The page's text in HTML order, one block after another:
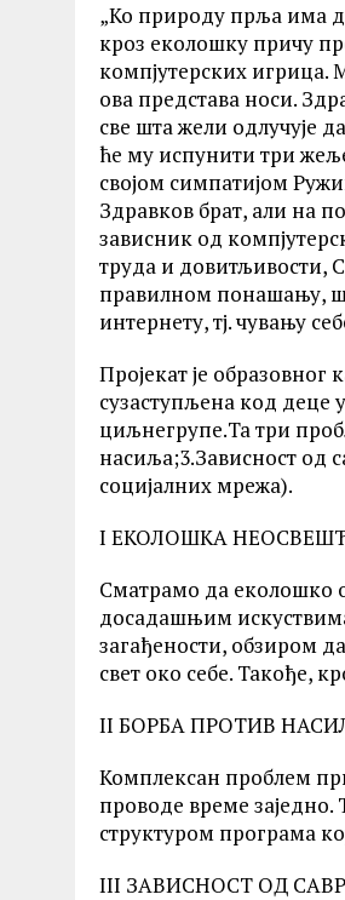
„Ко природу прља има
кроз еколошку причу
компјутерских игрица.
ова представа носи.
све шта жели одлучује
ће му испунити три
својом симпатијом
Здравков брат, али на
зависник од
труда и довитљивости,
правилном понашању,
интернету, тј. чувању
Пројекат је образовног
сузаступљена код деце
циљнегрупе.Та три
насиља;3.Зависност од
социјалних мрежа).
I ЕКОЛОШКА
Сматрамо да еколошко
досадашњим
загађености, обзиром
свет око себе. Такође,
II БОРБА ПРОТИВ
Комплексан проблем
проводе време
структуром програма
III ЗАВИСНОСТ ОД